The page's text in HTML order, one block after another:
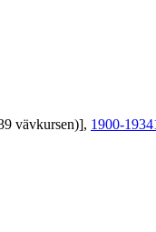
vävkursen)], 1900-1934